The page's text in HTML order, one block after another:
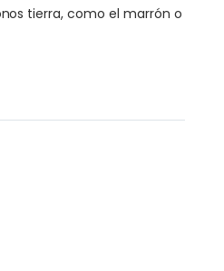
tierra, como el marrón o